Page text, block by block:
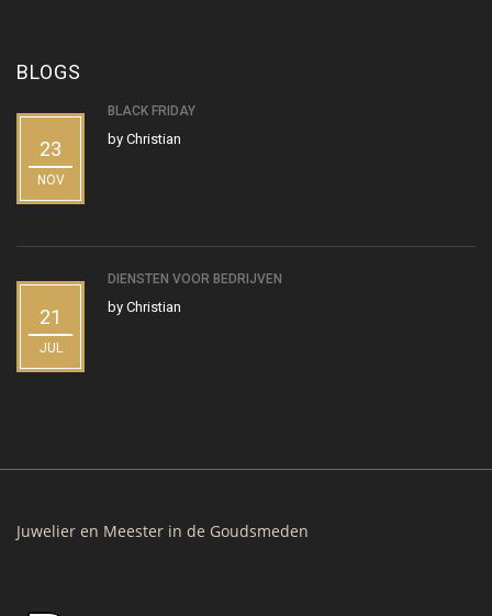
BLOGS
23
NOV
BLACK FRIDAY
by Christian
21
JUL
DIENSTEN VOOR BEDRIJVEN
by Christian
Juwelier en Meester in de Goudsmeden